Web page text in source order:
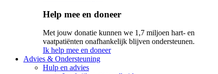
Help mee en doneer
Met jouw donatie kunnen we 1,7 miljoen hart- en
vaatpatiënten onafhankelijk blijven ondersteunen.
Ik help mee en doneer
Advies & Ondersteuning
Hulp en advies